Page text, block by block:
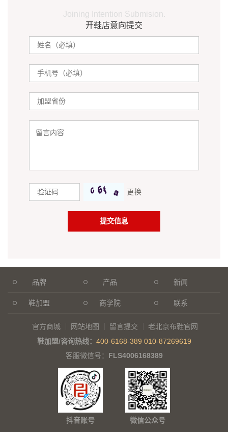
Joining Intention Submision.
开鞋店意向提交
更换
品牌 产品 新闻
鞋加盟 商学院 联系
官方商城 网站地图 留言提交
老北京布鞋官网
鞋加盟/咨询热线： 400-6168-389 010-87269619
客服微信号： FLS4006168389
抖音账号 微信公众号